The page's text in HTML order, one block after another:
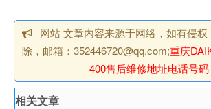
网站 文章内容来源于网络，如有侵
除，邮箱：352446720@qq.com;重庆
400售后维修地址电话号码
相关文章